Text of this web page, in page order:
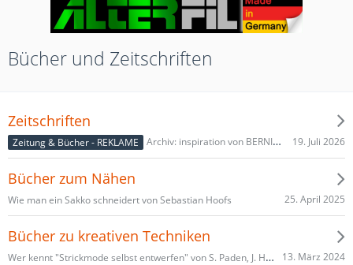
Bücher und Zeitschriften
Zeitschriften
Zeitung & Bücher - REKLAME Archiv: inspiration von BERNINA 19. Juli 2026
Bücher zum Nähen
Wie man ein Sakko schneidert von Sebastian Hoofs 25. April 2025
Bücher zu kreativen Techniken
Wer kennt "Strickmode selbst entwerfen" von S. Paden, J. Hancock & E. Hasenbein ? 13. März 2024